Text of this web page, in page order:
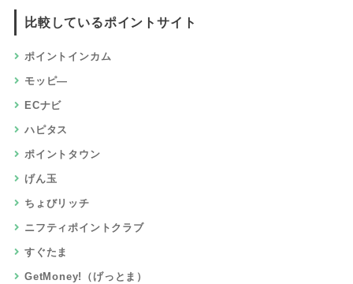
比較しているポイントサイト
ポイントインカム
モッピ―
ECナビ
ハピタス
ポイントタウン
げん玉
ちょびリッチ
ニフティポイントクラブ
すぐたま
GetMoney!（げっとま）